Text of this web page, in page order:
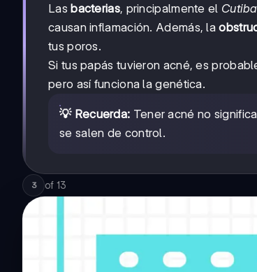
Lasbacterias, principalmente el
causan inflamación. Además, la
tus poros.
Si tus papás tuvieron acné, es
pero así funciona la genética.
💡 Recuerda: Tener acné no
se salen de control.
3 of 13